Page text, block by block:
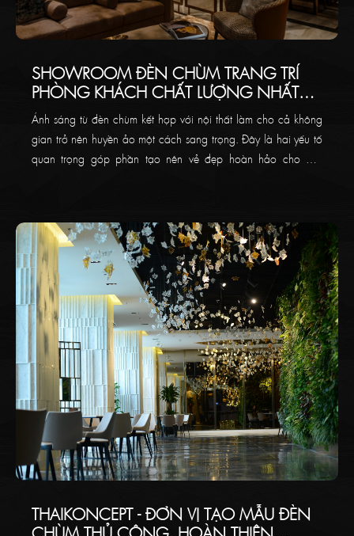
SHOWROOM ĐÈN CHÙM TRANG TRÍ
PHÒNG KHÁCH CHẤT LƯỢNG NHẤT
TẠI QUẬN 7
Ánh sáng từ đèn chùm kết hợp với nội thất làm cho cả không
gian trở nên huyền ảo một cách sang trọng. Đây là hai yếu tố
quan trọng góp phần tạo nên vẻ đẹp hoàn hảo cho một
THAIKONCEPT - ĐƠN VỊ TẠO MẪU ĐÈN